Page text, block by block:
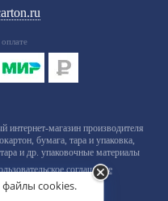
магазин производителя
бумага, тара и упаковка,
и др. упаковочные материалы
соглашение
cookies.